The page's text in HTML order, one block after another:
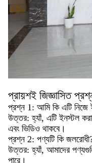
প্রায়শই জিজ্ঞাসিত
প্রশ্ন 1: আমি কি এটি নিজে
উত্তর: হ্যাঁ, এটি ইনস্টল
এবং ভিডিও থাকবে।
প্রশ্ন 2: পণ্যটি কি
উত্তর: হ্যাঁ, আমাদের
পারে।